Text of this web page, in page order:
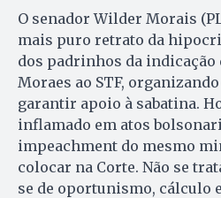
O senador Wilder Morais
mais puro retrato da
dos padrinhos da indicação
Moraes ao STF,
garantir apoio à sabatina.
inflamado em atos
impeachment do mesmo
colocar na Corte. Não se
se de oportunismo, cálculo